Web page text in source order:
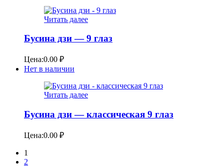
Читать далее
Бусина дзи — 9 глаз
Цена:0.00 ₽
Нет в наличии
Читать далее
Бусина дзи — классическая 9 глаз
Цена:0.00 ₽
1
2